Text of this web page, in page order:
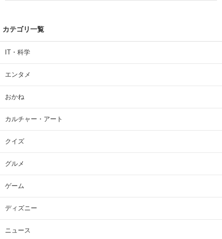
カテゴリ一覧
IT・科学
エンタメ
おかね
カルチャー・アート
クイズ
グルメ
ゲーム
ディズニー
ニュース